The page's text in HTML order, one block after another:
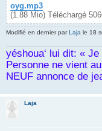
oyg.mp3
(1.88 Mio) Téléchargé
Modifié en dernier parLaja le 18
yéshoua‘ lui dit: «
Personne ne vient
NEUF annonce de
Laja